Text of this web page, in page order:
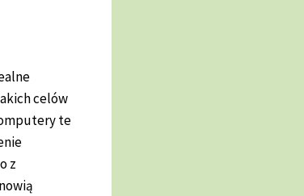
celów
te
z